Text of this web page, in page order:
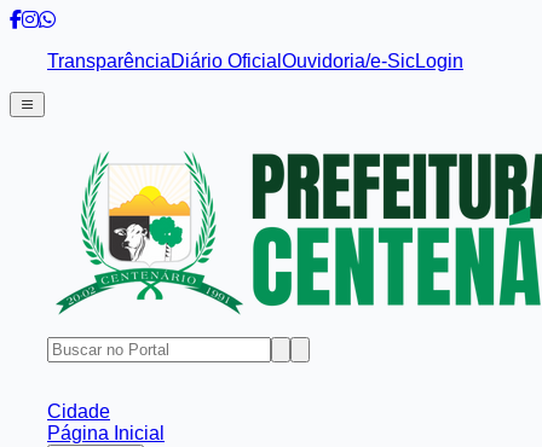
TransparênciaDiário Oficial Ouvidoria/e-SicLogin
Cidade
Página Inicial